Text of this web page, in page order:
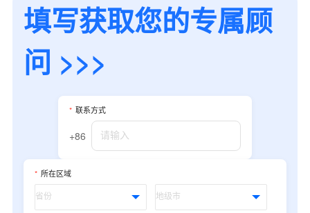
填写获取您的专属顾
问 >>>
* 联系方式
+86
* 所在区域